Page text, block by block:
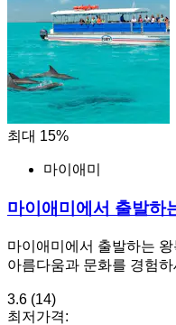
최대 15%
마이애미
마이애미에서 출발하
마이애미에서 출발하는
아름다움과 문화를 경험하
3.6 (14)
최저가격: